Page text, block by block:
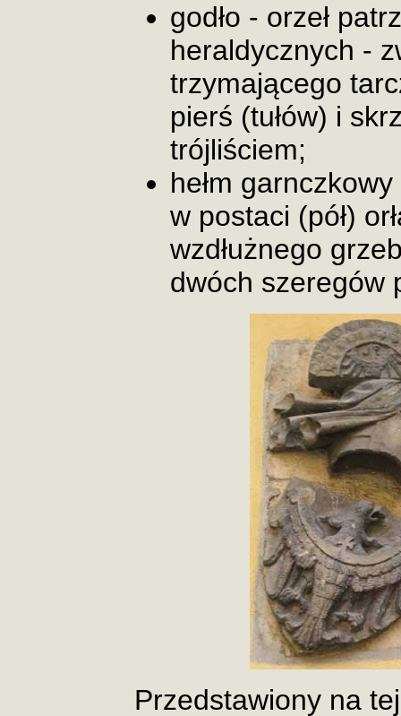
godło - orzeł
heraldycznych -
trzymającego
pierś (tułów) i
trójliściem;
hełm
w postaci (pół)
wzdłużnego
dwóch szeregów
Przedstawiony na